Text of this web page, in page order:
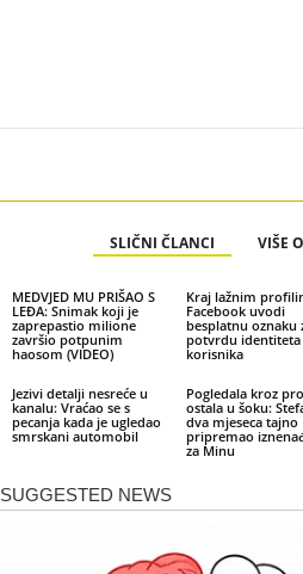
SLIČNI ČLANCI VIŠE
MEDVJED MU PRIŠAO S
LEĐA: Snimak koji je
zaprepastio milione
završio potpunim
haosom (VIDEO)
Kraj lažnim
Facebook uvodi
besplatnu oznaku
potvrdu identiteta
korisnika
Jezivi detalji nesreće u
kanalu: Vraćao se s
pecanja kada je ugledao
smrskani automobil
Pogledala kroz
ostala u šoku:
dva mjeseca tajno
pripremao
za Minu